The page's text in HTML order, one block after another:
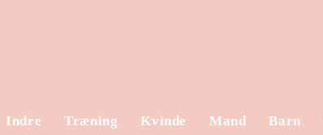
Indre Træning Kvinde Mand Barn